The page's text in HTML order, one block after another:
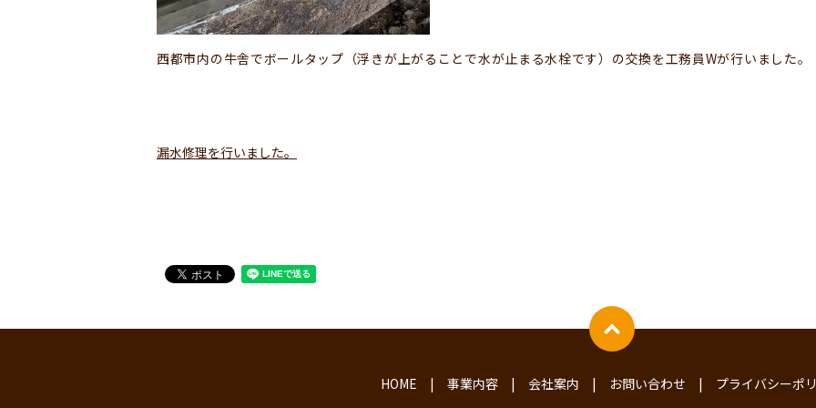
西都市内の牛舎でボールタップ（浮きが上がることで水が止まる水栓です）の交換を工務員Wが行いました。
漏水修理を行いました。
HOME 事業内容 会社案内 お問い合わせ プライバシーポ